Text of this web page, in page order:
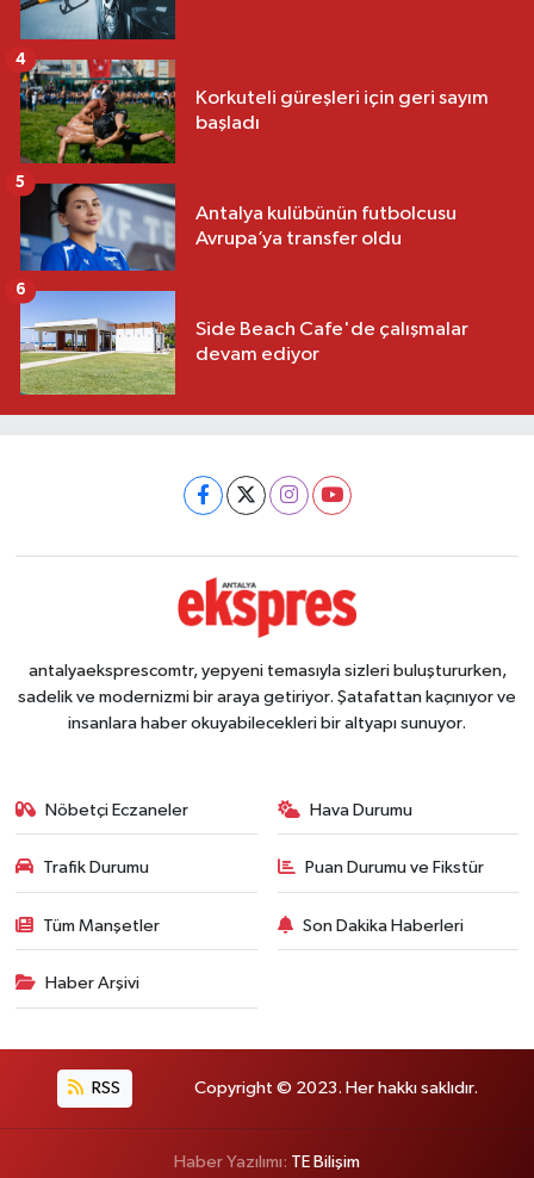
Korkuteli güreşleri için geri sayım
başladı
4
Antalya kulübünün futbolcusu
Avrupa’ya transfer oldu
5
Side Beach Cafe'de çalışmalar
devam ediyor
6
antalyaeksprescomtr, yepyeni temasıyla sizleri buluştururken,
sadelik ve modernizmi bir araya getiriyor. Şatafattan kaçınıyor ve
insanlara haber okuyabilecekleri bir altyapı sunuyor.
Nöbetçi Eczaneler Hava Durumu
Trafik Durumu Puan Durumu ve Fikstür
Tüm Manşetler Son Dakika Haberleri
Haber Arşivi
RSS Copyright © 2023. Her hakkı saklıdır.
Haber Yazılımı: TE Bilişim